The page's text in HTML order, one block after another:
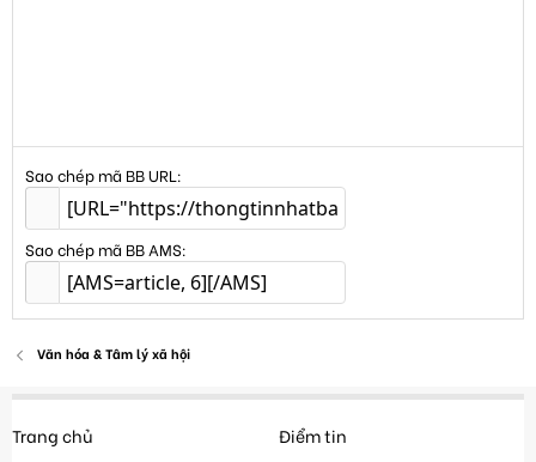
Sao chép mã BB URL
Sao chép mã BB AMS
Văn hóa & Tâm lý xã hội
Trang chủ
Điểm tin